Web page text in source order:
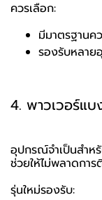
ควรเลือก:
มีมาตรฐาน
รองรับหลา
4. พาวเวอร์แบ
อุปกรณ์จำเป็นสำห
ช่วยให้ไม่พลาดกา
รุ่นใหม่รองรับ: